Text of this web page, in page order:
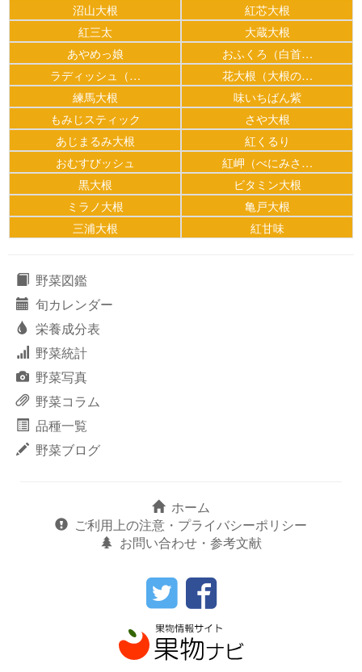
沼山大根
紅芯大根
紅三太
大蔵大根
あやめっ娘
おふくろ（白首…
ラディッシュ（…
花大根（大根の…
練馬大根
味いちばん紫
もみじスティック
さや大根
あじまるみ大根
紅くるり
おむすびッシュ
紅岬（べにみさ…
黒大根
ビタミン大根
ミラノ大根
亀戸大根
三浦大根
紅甘味
野菜図鑑
旬カレンダー
栄養成分表
野菜統計
野菜写真
野菜コラム
品種一覧
野菜ブログ
ホーム
ご利用上の注意・プライバシーポリシー
お問い合わせ・参考文献